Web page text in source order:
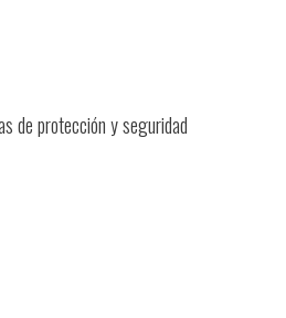
de protección y seguridad